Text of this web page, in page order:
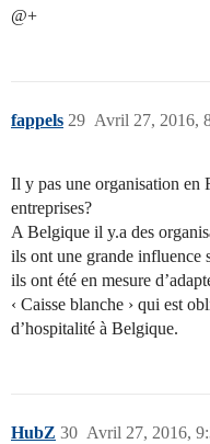
@+
fappels Avril 27, 2016,
29
Il y pas une organisation en
entreprises?
A Belgique il y.a des
ils ont une grande influence
ils ont été en mesure
‹ Caisse blanche › qui est
d’hospitalité à Belgique.
HubZ Avril 27, 2016,
30